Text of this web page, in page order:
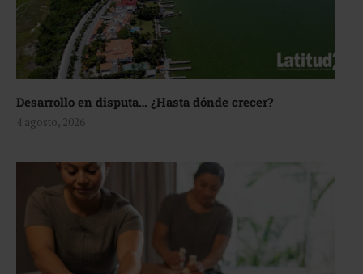
Desarrollo en disputa… ¿Hasta dónde crecer?
4 agosto, 2026